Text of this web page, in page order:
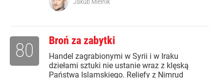
Broń za zabytki
Handel zagrabionymi w Syrii i w Iraku
dziełami sztuki nie ustanie wraz z klęską
Państwa Islamskiego. Reliefy z Nimrud
80